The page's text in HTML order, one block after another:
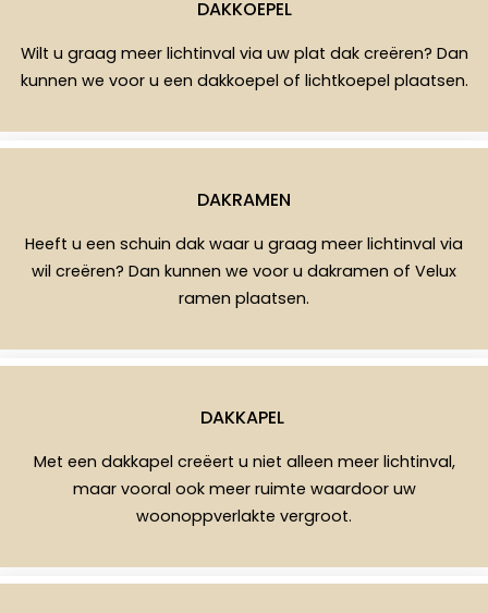
DAKKOEPEL
Wilt u graag meer lichtinval via uw plat dak creëren? Dan
kunnen we voor u een dakkoepel of lichtkoepel plaatsen.
DAKRAMEN
Heeft u een schuin dak waar u graag meer lichtinval via
wil creëren? Dan kunnen we voor u dakramen of Velux
ramen plaatsen.
DAKKAPEL
Met een dakkapel creëert u niet alleen meer lichtinval,
maar vooral ook meer ruimte waardoor uw
woonoppverlakte vergroot.